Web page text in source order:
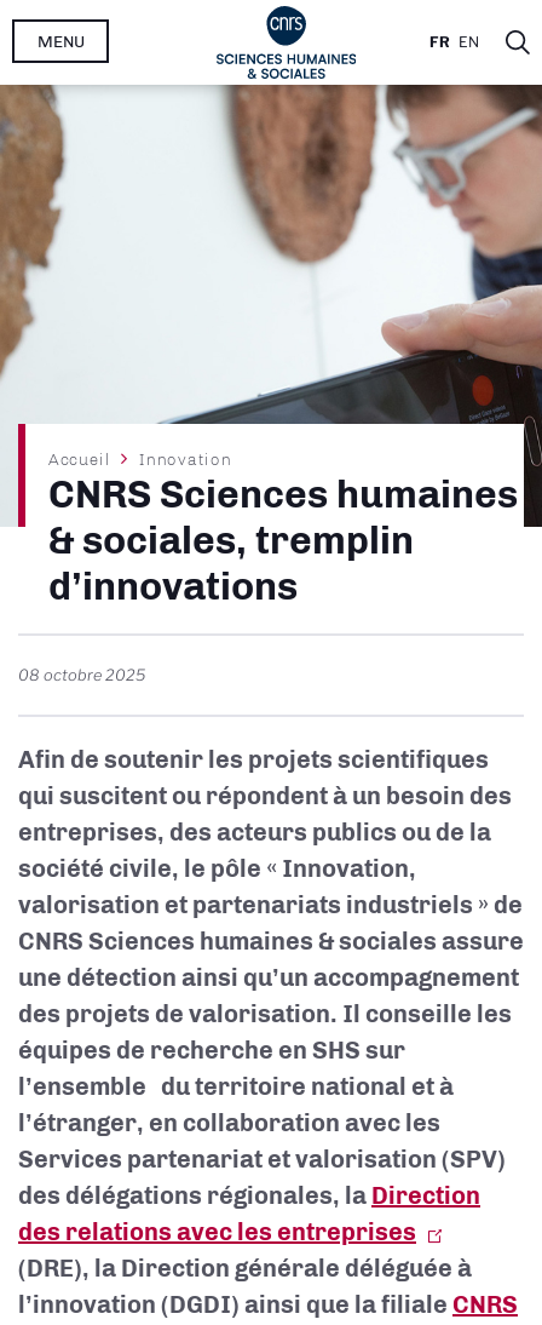
Aller
principal
FR EN
MENU
Fil
d'Ariane
Accueil Innovation
CNRS Sciences humaines
& sociales, tremplin
d’innovations
08 octobre 2025
Afin de soutenir les projets scientifiques
qui suscitent ou répondent à un besoin des
entreprises, des acteurs publics ou de la
société civile, le pôle « Innovation,
valorisation et partenariats industriels » de
CNRS Sciences humaines & sociales assure
une détection ainsi qu’un accompagnement
des projets de valorisation. Il conseille les
équipes de recherche en SHS sur
l’ensemble du territoire national et à
l’étranger, en collaboration avec les
Services partenariat et valorisation (SPV)
des délégations régionales, la Direction
des relations avec les entreprises
(DRE), la Direction générale déléguée à
l’innovation (DGDI) ainsi que la filiale CNRS